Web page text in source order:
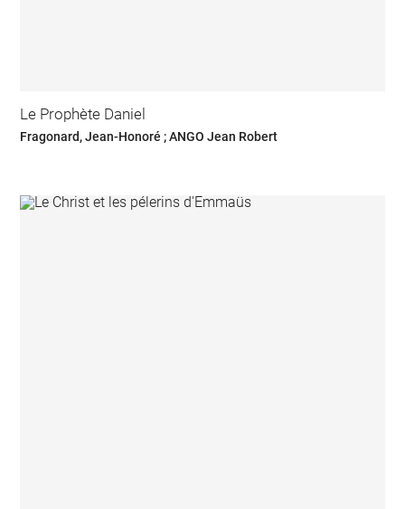
Le Prophète Daniel
Fragonard, Jean-Honoré ; ANGO Jean Robert